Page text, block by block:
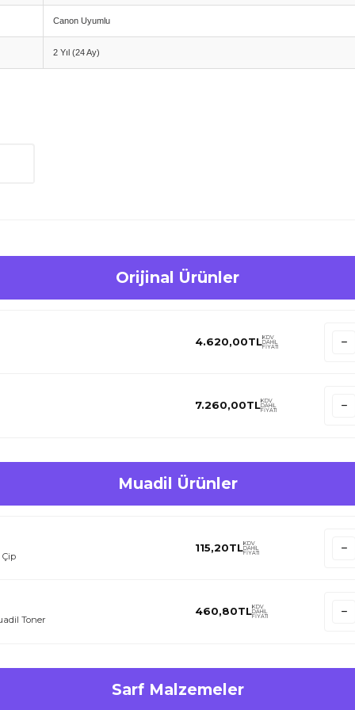
Canon Uyumlu
2 Yıl (24 Ay)
Orijinal Ürünler
4.620,00TLKDV
DAHİL
FİYATI
7.260,00TLKDV
DAHİL
FİYATI
Muadil Ürünler
115,20TLKDV
DAHİL
FİYATI
Toner
460,80TLKDV
DAHİL
FİYATI
Sarf Malzemeler